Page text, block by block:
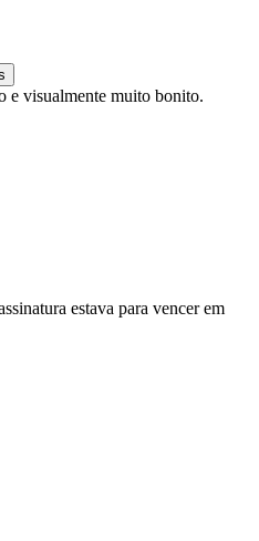
e visualmente muito bonito.
estava para vencer em